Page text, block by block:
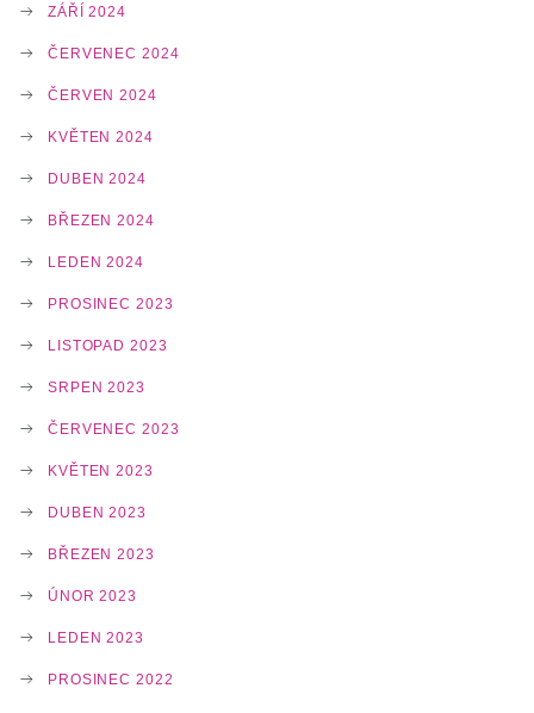
ZÁŘÍ 2024
ČERVENEC 2024
ČERVEN 2024
KVĚTEN 2024
DUBEN 2024
BŘEZEN 2024
LEDEN 2024
PROSINEC 2023
LISTOPAD 2023
SRPEN 2023
ČERVENEC 2023
KVĚTEN 2023
DUBEN 2023
BŘEZEN 2023
ÚNOR 2023
LEDEN 2023
PROSINEC 2022